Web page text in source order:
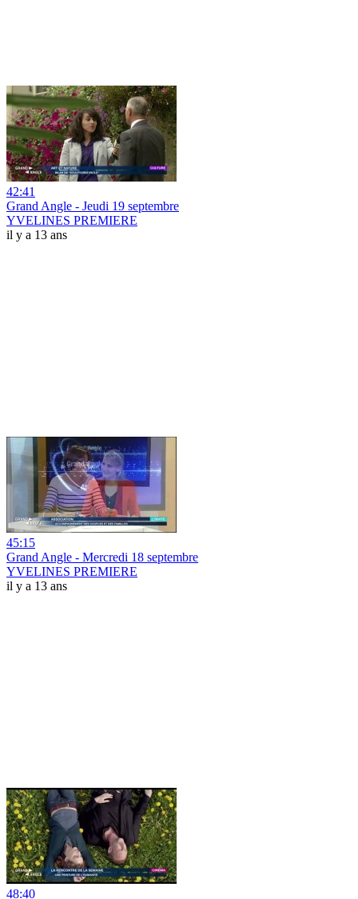
42:41
Grand Angle - Jeudi 19 septembre
YVELINES PREMIERE
il y a 13 ans
45:15
Grand Angle - Mercredi 18 septembre
YVELINES PREMIERE
il y a 13 ans
48:40